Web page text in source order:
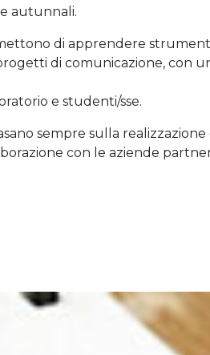
e autunnali.
di apprendere
di comunicazione, con
e studenti/sse.
sempre sulla
con le aziende